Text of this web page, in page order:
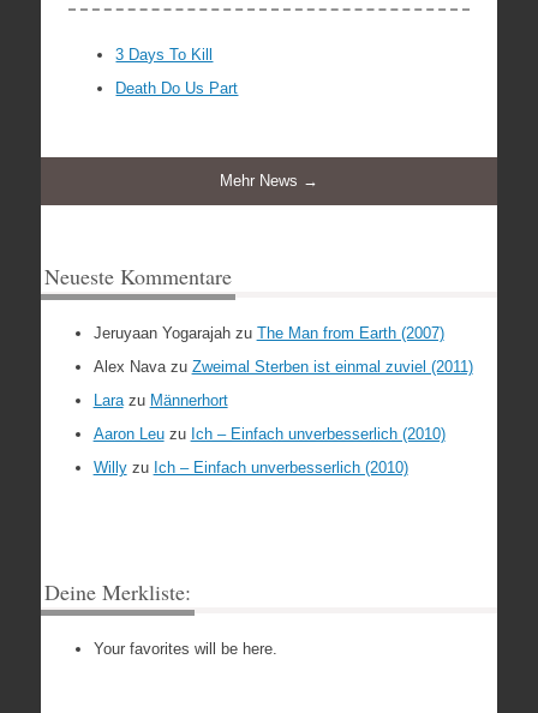
3 Days To Kill
Death Do Us Part
Mehr News →
Neueste Kommentare
Jeruyaan Yogarajahzu The Man from Earth (2007)
Alex Navazu Zweimal Sterben ist einmal zuviel (2011)
Larazu Männerhort
Aaron Leuzu Ich – Einfach unverbesserlich (2010)
Willyzu Ich – Einfach unverbesserlich (2010)
Deine Merkliste:
Your favorites will be here.